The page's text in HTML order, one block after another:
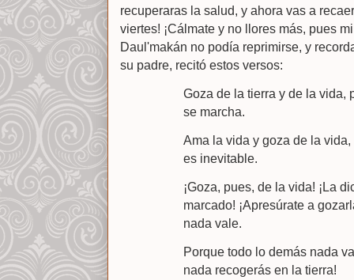
recuperaras la salud, y ahora vas a
viertes! ¡Cálmate y no llores más, pues
Daul'makán no podía reprimirse, y
su padre, recitó estos versos:
Goza de la tierra y de la vida,
se marcha.
Ama la vida y goza de la
es inevitable.
¡Goza, pues, de la vida! ¡La
marcado! ¡Apresúrate a
nada vale.
Porque todo lo demás nada
nada recogerás en la tierra!